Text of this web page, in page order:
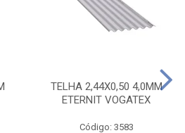
TELHA 2,44X0,50 4,0MM
ETERNIT VOGATEX
Código: 3583